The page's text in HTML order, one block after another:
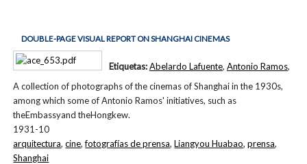
DOUBLE-PAGE VISUAL REPORT ON SHANGHAI CINEMAS
A collection of photographs of the cinemas of Shanghai in the 1930s,
among which some of Antonio Ramos' initiatives, such as
theEmbassyand theHongkew.
1931-10
Etiquetas:Abelardo Lafuente, Antonio Ramos,
arquitectura,cine,fotografías de prensa,Liangyou Huabao,prensa,
Shanghai